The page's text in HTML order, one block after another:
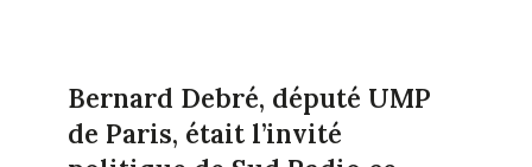
Bernard Debré, député UMP
de Paris, était l’invité